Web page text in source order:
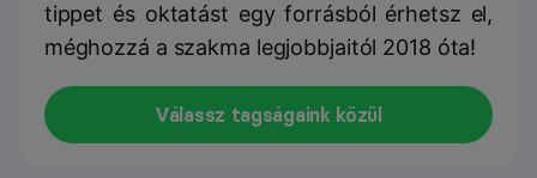
tippet és oktatást egy forrásból érhetsz el,
méghozzá a szakma legjobbjaitól 2018 óta!
Válassz tagságaink közül